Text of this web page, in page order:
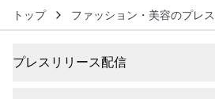
トップ ファッション・美容のプレ
プレスリリース配信